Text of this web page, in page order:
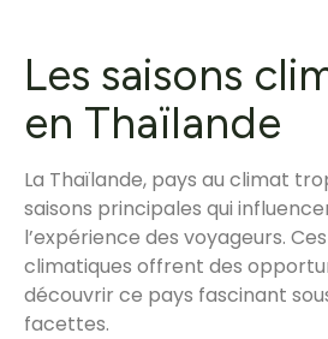
Les saisons
en Thaïlande
La Thaïlande, pays au climat
saisons principales qui
l’expérience des voyageurs.
climatiques offrent des
découvrir ce pays fascinant
facettes.